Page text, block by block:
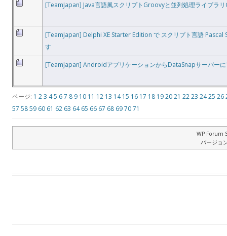
[TeamJapan] Java言語風スクリプトGroovyと並列処理ライブラ
[TeamJapan] Delphi XE Starter Edition で スクリプト言語
す
[TeamJapan] AndroidアプリケーションからDataSnapサーバー
ページ: 1 23 45 67 8 9 10 11 12 13 14 15 16 17 18 192021 2223 2425 26
57 5859 60 61 62 63 64 65 66 67 68 697071
WP Forum
バージョ